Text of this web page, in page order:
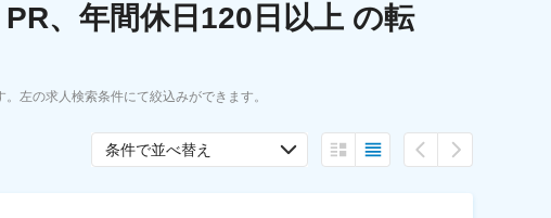
転職フェア
、年間休日120日以上 の転
左の求人検索条件にて絞込みができます。
条件で並べ替え